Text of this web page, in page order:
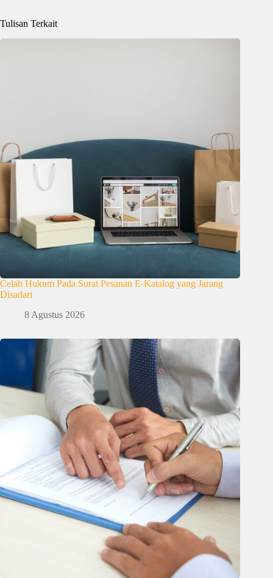
Tulisan Terkait
Celah Hukum Pada Surat Pesanan E-Katalog yang Jarang
Disadari
8 Agustus 2026